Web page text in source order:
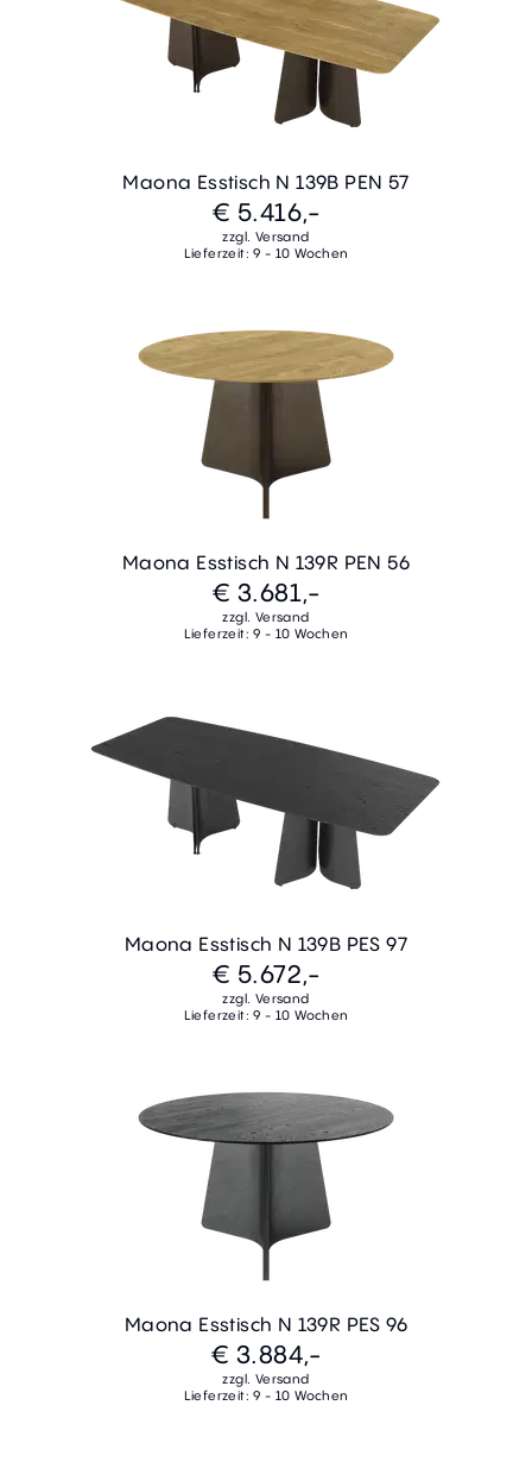
Maona Esstisch N 139B PEN 57
€ 5.416,-
zzgl. Versand
Lieferzeit: 9 - 10 Wochen
Maona Esstisch N 139R PEN 56
€ 3.681,-
zzgl. Versand
Lieferzeit: 9 - 10 Wochen
Maona Esstisch N 139B PES 97
€ 5.672,-
zzgl. Versand
Lieferzeit: 9 - 10 Wochen
Maona Esstisch N 139R PES 96
€ 3.884,-
zzgl. Versand
Lieferzeit: 9 - 10 Wochen